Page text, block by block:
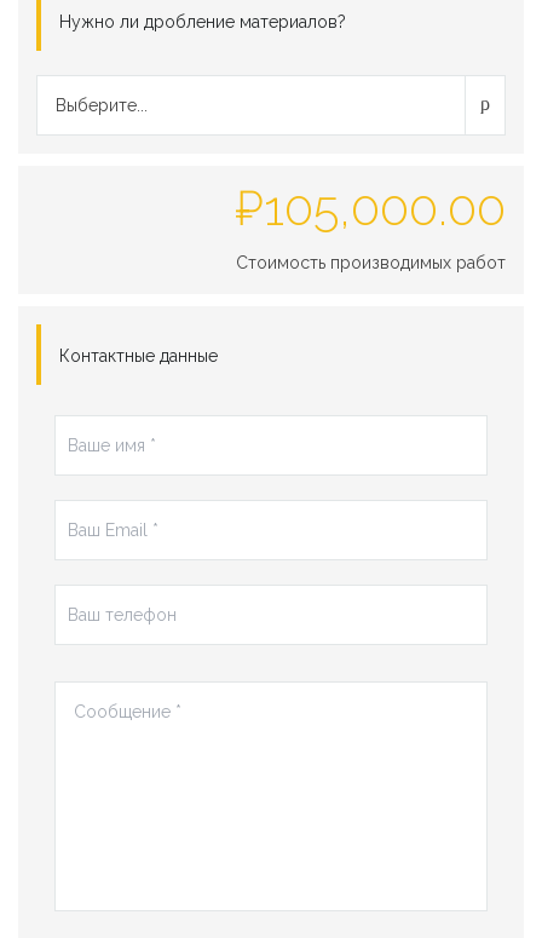
Нужно ли дробление материалов?
Выберите...
₽105,000.00
Стоимость производимых работ
Контактные данные